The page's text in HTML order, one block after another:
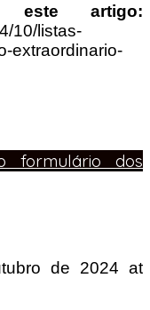
este artigo:
10/listas-
extraordinario-
formulário dos
de 2024at